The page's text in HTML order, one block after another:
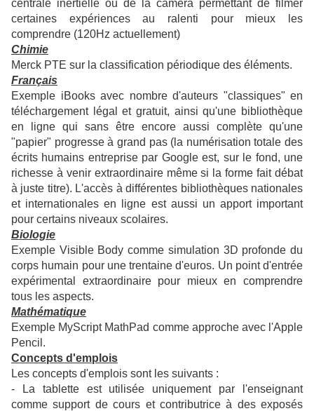
centrale inertielle ou de la caméra permettant de filmer
certaines expériences au ralenti pour mieux les
comprendre (120Hz actuellement)
Chimie
Merck PTE sur la classification périodique des éléments.
Français
Exemple iBooks avec nombre d'auteurs "classiques" en
téléchargement légal et gratuit, ainsi qu'une bibliothèque
en ligne qui sans être encore aussi complète qu'une
"papier" progresse à grand pas (la numérisation totale des
écrits humains entreprise par Google est, sur le fond, une
richesse à venir extraordinaire même si la forme fait débat
à juste titre). L'accès à différentes bibliothèques nationales
et internationales en ligne est aussi un apport important
pour certains niveaux scolaires.
Biologie
Exemple Visible Body comme simulation 3D profonde du
corps humain pour une trentaine d'euros. Un point d'entrée
expérimental extraordinaire pour mieux en comprendre
tous les aspects.
Mathématique
Exemple MyScript MathPad comme approche avec l'Apple
Pencil.
Concepts d'emplois
Les concepts d'emplois sont les suivants :
- La tablette est utilisée uniquement par l'enseignant
comme support de cours et contributrice à des exposés